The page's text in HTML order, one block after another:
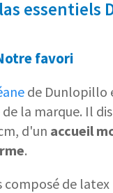
essentiels
favori
de Dunlopillo
la marque. Il
d'un accueil
.
composé de